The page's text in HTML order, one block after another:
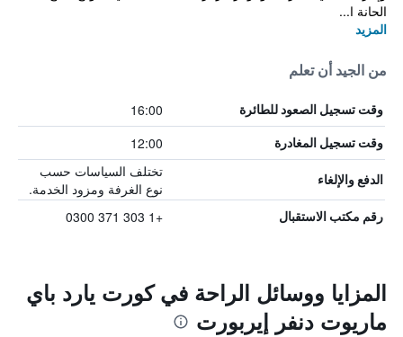
الحانة ا...
المزيد
من الجيد أن تعلم
وقت تسجيل الصعود للطائرة 16:00
وقت تسجيل المغادرة 12:00
الدفع والإلغاء
تختلف السياسات حسب
نوع الغرفة ومزود الخدمة.
رقم مكتب الاستقبال +1 303 371 0300
المزايا ووسائل الراحة في كورت يارد باي
ماريوت دنفر إيربورت